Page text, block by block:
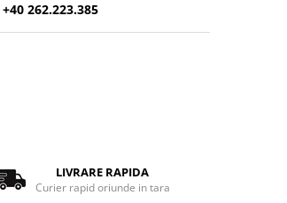
+40 262.223.385
LIVRARE RAPIDA
Curier rapid oriunde in tara